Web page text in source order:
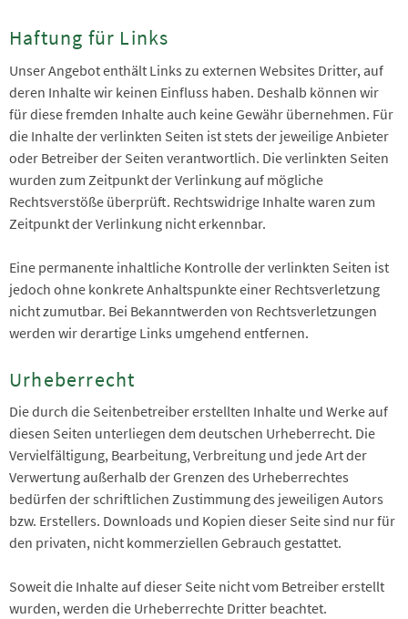
Haftung für Links
Unser Angebot enthält Links zu externen Websites Dritter, auf
deren Inhalte wir keinen Einfluss haben. Deshalb können wir
für diese fremden Inhalte auch keine Gewähr übernehmen. Für
die Inhalte der verlinkten Seiten ist stets der jeweilige Anbieter
oder Betreiber der Seiten verantwortlich. Die verlinkten Seiten
wurden zum Zeitpunkt der Verlinkung auf mögliche
Rechtsverstöße überprüft. Rechtswidrige Inhalte waren zum
Zeitpunkt der Verlinkung nicht erkennbar.
Eine permanente inhaltliche Kontrolle der verlinkten Seiten ist
jedoch ohne konkrete Anhaltspunkte einer Rechtsverletzung
nicht zumutbar. Bei Bekanntwerden von Rechtsverletzungen
werden wir derartige Links umgehend entfernen.
Urheberrecht
Die durch die Seitenbetreiber erstellten Inhalte und Werke auf
diesen Seiten unterliegen dem deutschen Urheberrecht. Die
Vervielfältigung, Bearbeitung, Verbreitung und jede Art der
Verwertung außerhalb der Grenzen des Urheberrechtes
bedürfen der schriftlichen Zustimmung des jeweiligen Autors
bzw. Erstellers. Downloads und Kopien dieser Seite sind nur für
den privaten, nicht kommerziellen Gebrauch gestattet.
Soweit die Inhalte auf dieser Seite nicht vom Betreiber erstellt
wurden, werden die Urheberrechte Dritter beachtet.